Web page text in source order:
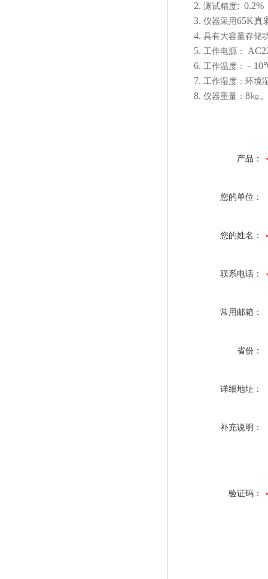
2. 测试精度: 0.2%
3. 仪器采用65K真
4. 具有大容量存储
5. 工作电源：
6. 工作温度：﹣
7. 工作湿度：环境
8. 仪器重量： 8㎏
产品：
您的单位：
您的姓名：
联系电话：
常用邮箱：
省份：
详细地址：
补充说明：
验证码：